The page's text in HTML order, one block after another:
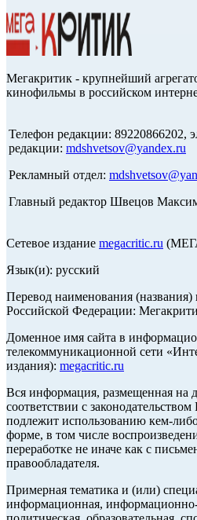
Мегакритик - крупнейший
кинофильмы в российском
Телефон редакции: 89220866202,
редакции: mdshvetsov@yandex.ru
Рекламный отдел:
Главный редактор Швецов
Сетевое издание megacritic.ru
Язык(и): русский
Перевод наименования (названия)
Российской Федерации:
Доменное имя сайта в
телекоммуникационной сети
издания): megacritic.ru
Вся информация, размещенная на
соответствии с
подлежит использованию кем-
форме, в том числе
переработке не иначе как с
правообладателя.
Примерная тематика и (или)
информационная, информационно-